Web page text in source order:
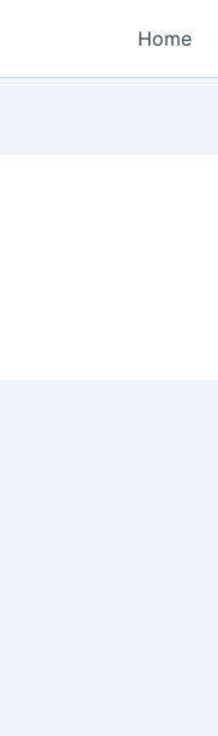
Home